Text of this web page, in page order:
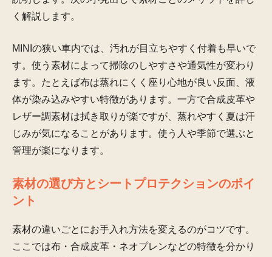
く解説します。
MINIの狭い車内では、汚れが目立ちやすく付着も早いで
す。使う素材によって掃除のしやすさや通気性が変わり
ます。たとえば布は蒸れにくく座り心地が良い反面、液
体が染み込みやすい特徴があります。一方で合成皮革や
レザー調素材は拭き取りが楽ですが、蒸れやすく夏は汗
じみが気になることがあります。使う人や季節で選ぶと
管理が楽になります。
素材の選び方とシートプロテクションのポイ
ント
素材の違いごとにお手入れ方法を変えるのがコツです。
ここでは布・合成皮革・ネオプレンなどの特徴を分かり